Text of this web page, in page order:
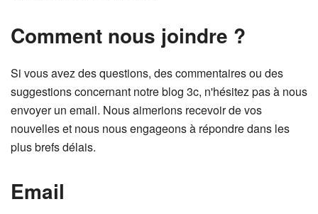
Comment nous joindre ?
Si vous avez des questions, des commentaires ou des
suggestions concernant notre blog 3c, n'hésitez pas à nous
envoyer un email. Nous aimerions recevoir de vos
nouvelles et nous nous engageons à répondre dans les
plus brefs délais.
Email